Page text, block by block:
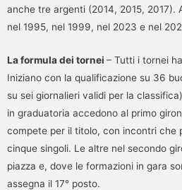
anche tre argenti (2014, 2015, 2017).
nel 1995, nel 1999, nel 2023 e nel
La formula dei tornei – Tutti i tornei
Iniziano con la qualificazione su 36
su sei giornalieri validi per la
in graduatoria accedono al primo
compete per il titolo, con incontri che
cinque singoli. Le altre nel secondo
piazza e, dove le formazioni in gara
assegna il 17° posto.